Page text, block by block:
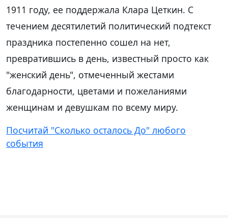
1911 году, ее поддержала Клара Цеткин. С
течением десятилетий политический подтекст
праздника постепенно сошел на нет,
превратившись в день, известный просто как
"женский день", отмеченный жестами
благодарности, цветами и пожеланиями
женщинам и девушкам по всему миру.
Посчитай "Сколько осталось До" любого
события